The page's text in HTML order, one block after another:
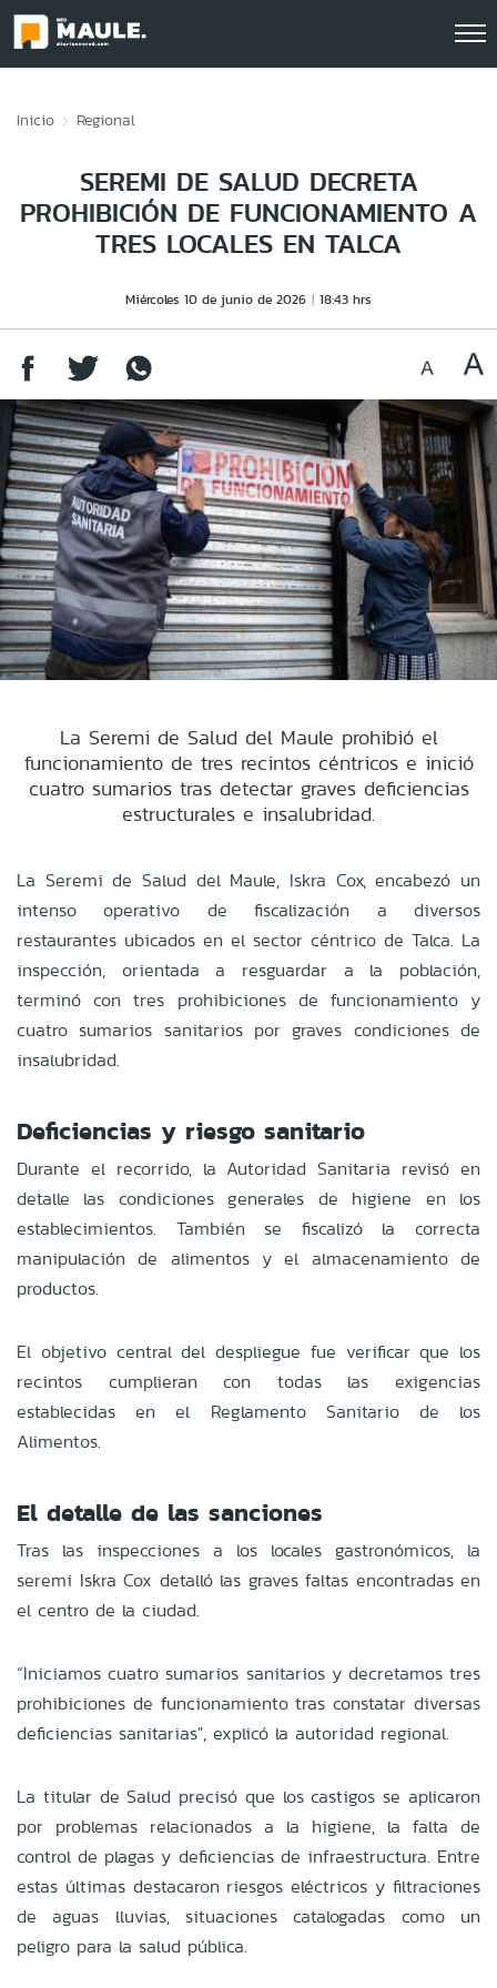
Inicio Regional
SEREMI DE SALUD DECRETA
PROHIBICIÓN DE FUNCIONAMIENTO A
TRES LOCALES EN TALCA
Miércoles 10 de junio de 2026 18:43 hrs
La Seremi de Salud del Maule prohibió el
funcionamiento de tres recintos céntricos e inició
cuatro sumarios tras detectar graves deficiencias
estructurales e insalubridad.
La Seremi de Salud del Maule, Iskra Cox, encabezó un
intenso operativo de fiscalización a diversos
restaurantes ubicados en el sector céntrico de Talca. La
inspección, orientada a resguardar a la población,
terminó con tres prohibiciones de funcionamiento y
cuatro sumarios sanitarios por graves condiciones de
insalubridad.
Deficiencias y riesgo sanitario
Durante el recorrido, la Autoridad Sanitaria revisó en
detalle las condiciones generales de higiene en los
establecimientos. También se fiscalizó la correcta
manipulación de alimentos y el almacenamiento de
productos.
El objetivo central del despliegue fue verificar que los
recintos cumplieran con todas las exigencias
establecidas en el Reglamento Sanitario de los
Alimentos.
El detalle de las sanciones
Tras las inspecciones a los locales gastronómicos, la
seremi Iskra Cox detalló las graves faltas encontradas en
el centro de la ciudad.
“Iniciamos cuatro sumarios sanitarios y decretamos tres
prohibiciones de funcionamiento tras constatar diversas
deficiencias sanitarias", explicó la autoridad regional.
La titular de Salud precisó que los castigos se aplicaron
por problemas relacionados a la higiene, la falta de
control de plagas y deficiencias de infraestructura. Entre
estas últimas destacaron riesgos eléctricos y filtraciones
de aguas lluvias, situaciones catalogadas como un
peligro para la salud pública.